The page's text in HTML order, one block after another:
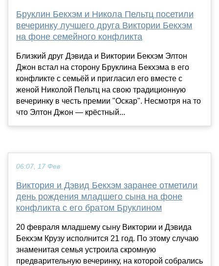
Бруклин Бекхэм и Никола Пельтц посетили
вечеринку лучшего друга Виктории Бекхэм
на фоне семейного конфликта
Близкий друг Дэвида и Виктории Бекхэм Элтон
Джон встал на сторону Бруклина Бекхэма в его
конфликте с семьёй и пригласил его вместе с
женой Николой Пельтц на свою традиционную
вечеринку в честь премии "Оскар". Несмотря на то
что Элтон Джон — крёстный...
06:07, 17 Фев
Виктория и Дэвид Бекхэм заранее отметили
день рождения младшего сына на фоне
конфликта с его братом Бруклином
20 февраля младшему сыну Виктории и Дэвида
Бекхэм Крузу исполнится 21 год. По этому случаю
знаменитая семья устроила скромную
предварительную вечеринку, на которой собрались